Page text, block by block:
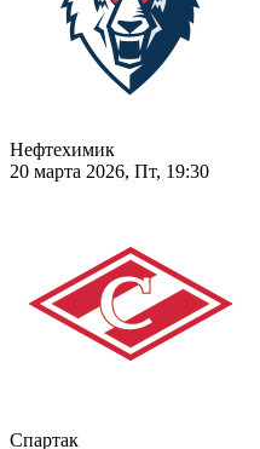
Нефтехимик
20 марта 2026, Пт, 19:30
Спартак